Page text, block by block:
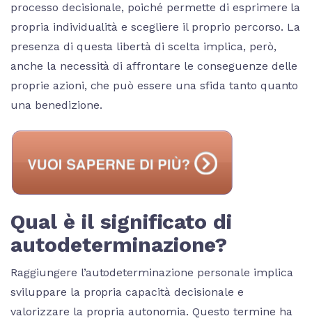
processo decisionale, poiché permette di esprimere la
propria individualità e scegliere il proprio percorso. La
presenza di questa libertà di scelta implica, però,
anche la necessità di affrontare le conseguenze delle
proprie azioni, che può essere una sfida tanto quanto
una benedizione.
Qual è il significato di
autodeterminazione?
Raggiungere l’autodeterminazione personale implica
sviluppare la propria capacità decisionale e
valorizzare la propria autonomia. Questo termine ha